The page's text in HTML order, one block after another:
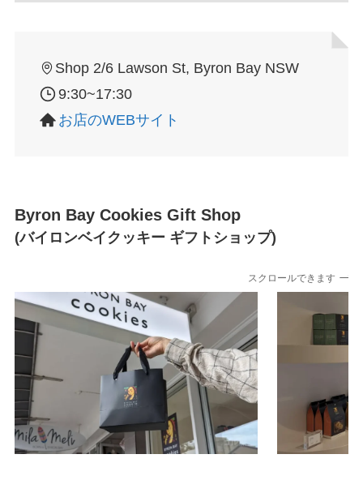
Shop 2/6 Lawson St, Byron Bay NSW
9:30~17:30
お店のWEBサイト
Byron Bay Cookies Gift Shop
(バイロンベイクッキー ギフトショップ)
スクロールできます